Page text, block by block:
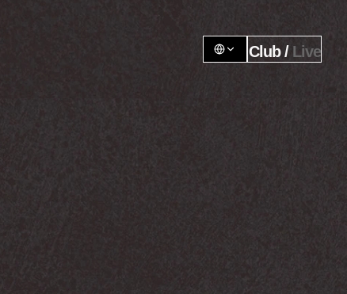
Club / Live